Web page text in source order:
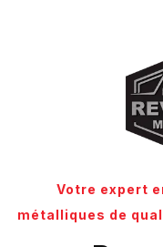
Votre expert
métalliques de